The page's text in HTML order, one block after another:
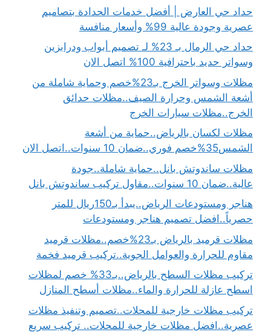
حداد حي العارض | أفضل خدمات الحدادة بتصاميم
عصرية وجودة عالية 99% وأسعار منافسة
حداد حي الرمال بـ 23% لـ تصميم أبواب ودرابزين
وسواتر حديد باحترافية 100% اتصل الان
مظلات وسواتر الخرج بـ23%خصم وحماية شاملة من
أشعة الشمس وحرارة الصيف..مظلات حدائق
الخرج..مظلات سيارات الخرج
مظلات لكسان بالرياض..حماية من أشعة
الشمس35%خصم فوري..ضمان 10 سنوات..اتصل الان
مظلات ساندوتش بانل..حماية شاملة..جودة
عالية..ضمان 10 سنوات..مقاول تركيب ساندوتش بانل
هناجر ومستودعات الرياض..يبدأ بـ150ريال للمتر
حصرياً..افضل تصميم هناجر ومستودعات
مظلات قرميد بالرياض بـ23%خصم..مظلات قرميد
مقاوم للحرارة والعوامل الجوية..تركيب قرميد فخمة
تركيب مظلات السطح بالرياض..بـ33% خصم لمظلات
اسطح عازلة للحرارة والماء..مظلات أسطح المنازل
تركيب مظلات خارجية للمحلات..تصميم وتنفيذ مظلات
عصرية..افضل مظلات خارجية للمحلات.. تركيب سريع